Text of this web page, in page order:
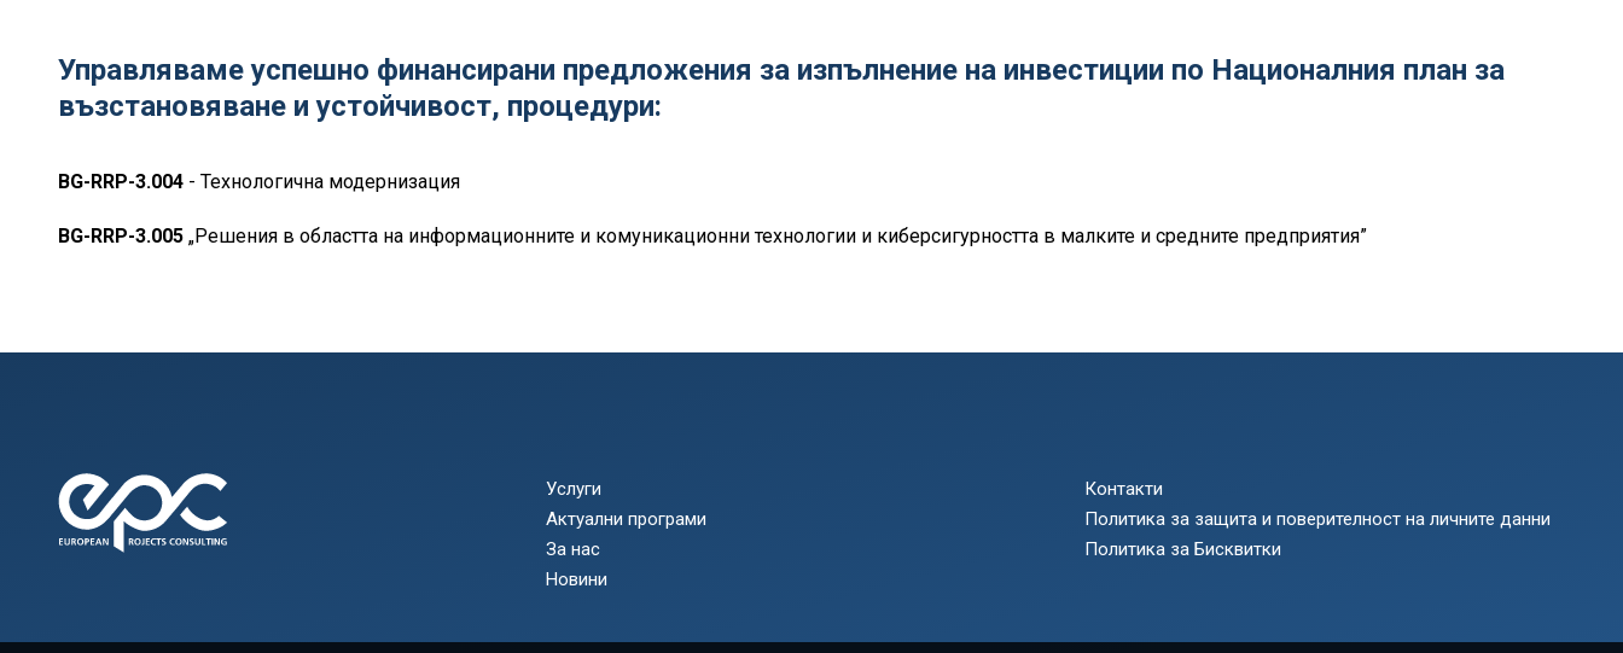
Управляваме успешно финансирани предложения за изпълнение на инвестиции по Националния план за
възстановяване и устойчивост, процедури:
BG-RRP-3.004 - Технологична модернизация
BG-RRP-3.005 „Решения в областта на информационните и комуникационни технологии и киберсигурността в малките и средните предприятия”
Услуги
Актуални програми
За нас
Новини
Контакти
Политика за защита и поверителност на личните данни
Политика за Бисквитки